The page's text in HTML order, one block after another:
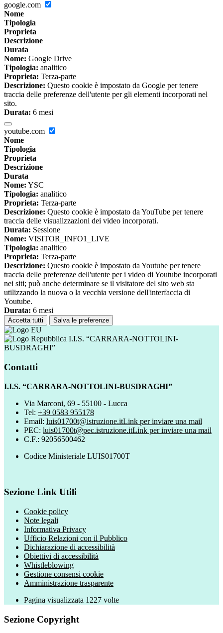
google.com
Nome
Tipologia
Proprieta
Descrizione
Durata
Nome: Google Drive
Tipologia: analitico
Proprieta: Terza-parte
Descrizione: Questo cookie è impostato da Google per tenere
traccia delle preferenze dell'utente per gli elementi incorporati nel
sito.
Durata: 6 mesi
youtube.com
Nome
Tipologia
Proprieta
Descrizione
Durata
Nome: YSC
Tipologia: analitico
Proprieta: Terza-parte
Descrizione: Questo cookie è impostato da YouTube per tenere
traccia delle visualizzazioni dei video incorporati.
Durata: Sessione
Nome: VISITOR_INFO1_LIVE
Tipologia: analitico
Proprieta: Terza-parte
Descrizione: Questo cookie è impostato da Youtube per tenere
traccia delle preferenze dell'utente per i video di Youtube incorporati
nei siti; può anche determinare se il visitatore del sito web sta
utilizzando la nuova o la vecchia versione dell'interfaccia di
Youtube.
Durata: 6 mesi
Accetta tutti Salva le preferenze
I.I.S. “CARRARA-NOTTOLINI-
BUSDRAGHI”
Contatti
I.I.S. “CARRARA-NOTTOLINI-BUSDRAGHI”
Via Marconi, 69 - 55100 - Lucca
Tel: +39 0583 955178
Email: luis01700t@istruzione.itLink per inviare una mail
PEC: luis01700t@pec.istruzione.itLink per inviare una mail
C.F.: 92056500462
Codice Ministeriale LUIS01700T
Sezione Link Utili
Cookie policy
Note legali
Informativa Privacy
Ufficio Relazioni con il Pubblico
Dichiarazione di accessibilità
Obiettivi di accessibilità
Whistleblowing
Gestione consensi cookie
Amministrazione trasparente
Pagina visualizzata 1227 volte
Sezione Copyright